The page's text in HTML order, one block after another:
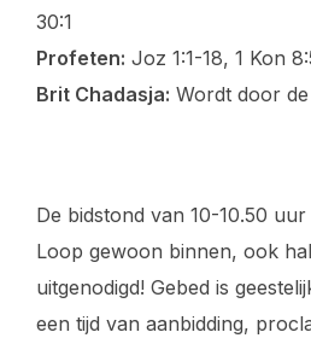
30:1
Profeten: Joz 1:1-18, 1 Kon
Brit Chadasja: Wordt door
De bidstond van 10-10.50
Loop gewoon binnen, ook
uitgenodigd! Gebed is
een tijd van aanbidding,